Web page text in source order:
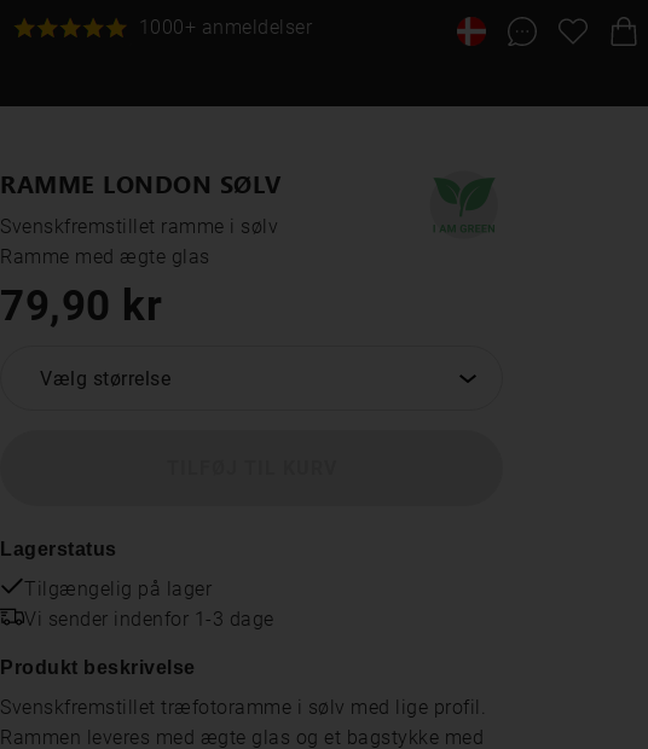
1000+ anmeldelser
RAMME LONDON SØLV
Svenskfremstillet ramme i sølv
Ramme med ægte glas
79,90 kr
Vælg størrelse
Lagerstatus
Tilgængelig på lager
Vi sender indenfor 1-3 dage
Produkt beskrivelse
Svenskfremstillet træfotoramme i sølv med lige profil.
Rammen leveres med ægte glas og et bagstykke med